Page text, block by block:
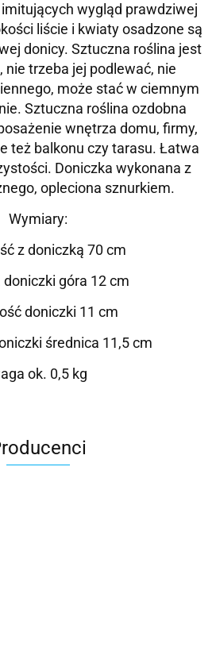
wygląd prawdziwej
liście i kwiaty osadzone są
donicy. Sztuczna roślina jest
nie trzeba jej podlewać, nie
może stać w ciemnym
Sztuczna roślina ozdobna
wnętrza domu, firmy,
też balkonu czy tarasu. Łatwa
Doniczka wykonana z
opleciona sznurkiem.
Wymiary:
z doniczką 70 cm
doniczki góra 12 cm
doniczki 11 cm
średnica 11,5 cm
ok. 0,5 kg